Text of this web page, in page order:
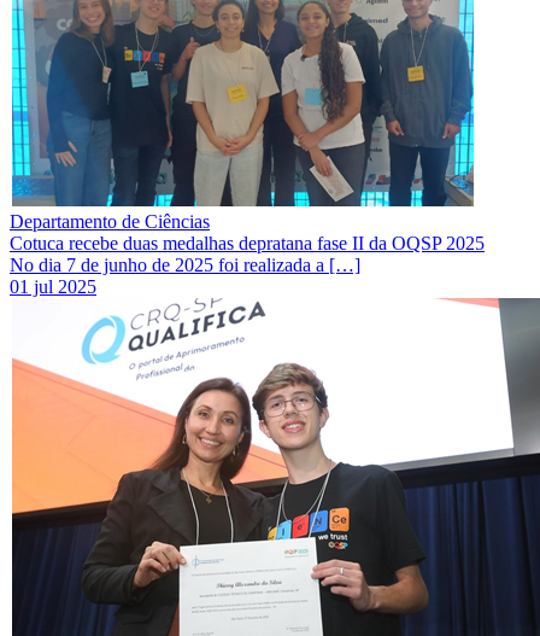
Departamento de Ciências
Cotuca recebe duas medalhas depratana fase II da OQSP 2025
No dia 7 de junho de 2025 foi realizada a […]
01 jul 2025